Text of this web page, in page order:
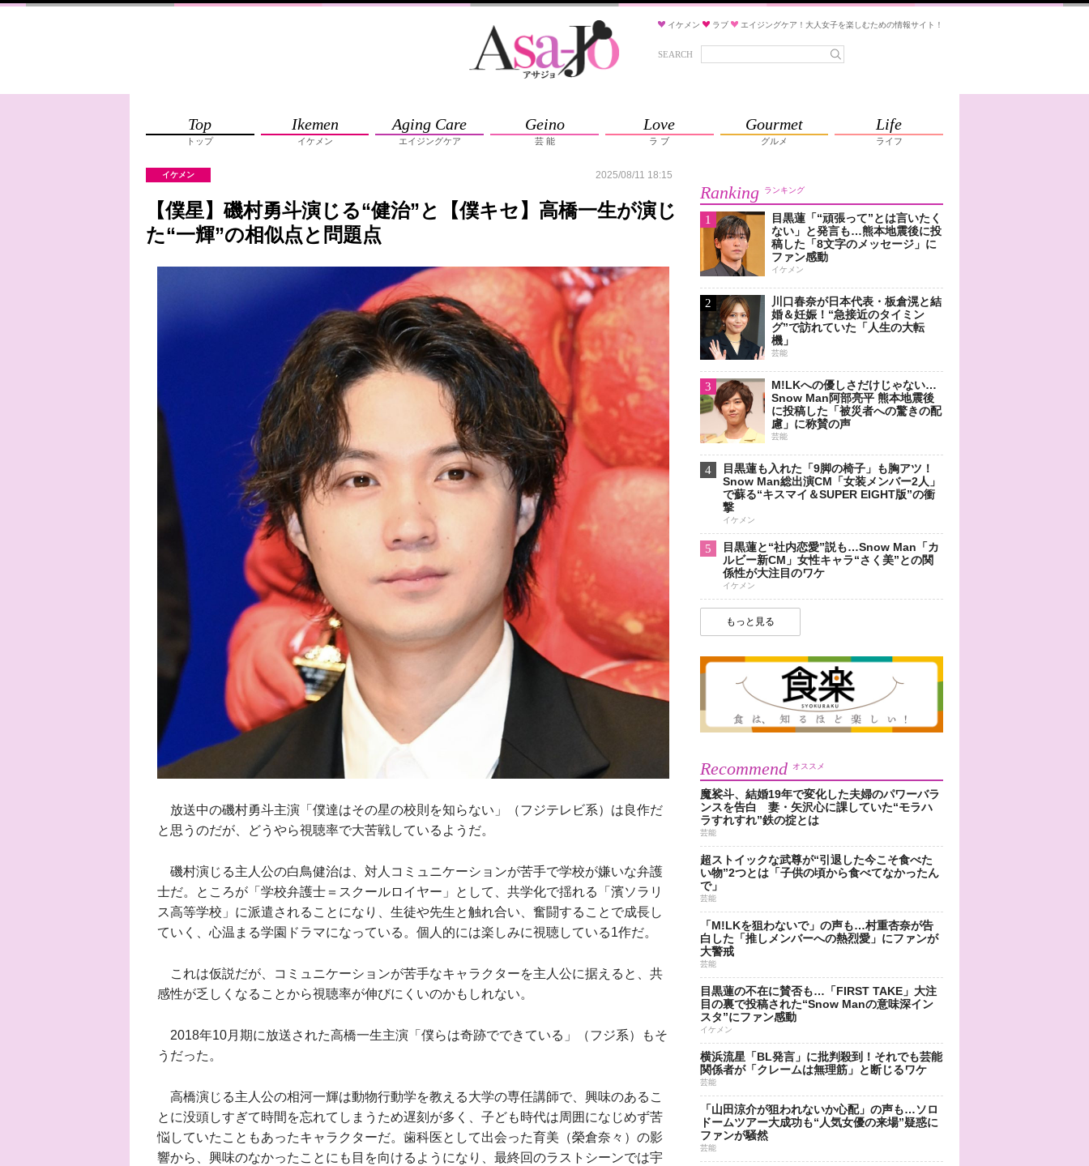
イケメン ラブ エイジングケア！大人女子を楽しむための情報サイト！
SEARCH
Top
トップ
Ikemen
イケメン
Aging Care
エイジングケア
Geino
芸 能
Love
ラ ブ
Gourmet
グルメ
Life
ライフ
イケメン 2025/08/11 18:15
【僕星】磯村勇斗演じる“健治”と【僕キセ】高橋一生が演じ
た“一輝”の相似点と問題点
放送中の磯村勇斗主演「僕達はその星の校則を知らない」（フジテレビ系）は良作だ
と思うのだが、どうやら視聴率で大苦戦しているようだ。
磯村演じる主人公の白鳥健治は、対人コミュニケーションが苦手で学校が嫌いな弁護
士だ。ところが「学校弁護士＝スクールロイヤー」として、共学化で揺れる「濱ソラリ
ス高等学校」に派遣されることになり、生徒や先生と触れ合い、奮闘することで成長し
ていく、心温まる学園ドラマになっている。個人的には楽しみに視聴している1作だ。
これは仮説だが、コミュニケーションが苦手なキャラクターを主人公に据えると、共
感性が乏しくなることから視聴率が伸びにくいのかもしれない。
2018年10月期に放送された高橋一生主演「僕らは奇跡でできている」（フジ系）もそ
うだった。
高橋演じる主人公の相河一輝は動物行動学を教える大学の専任講師で、興味のあるこ
とに没頭しすぎて時間を忘れてしまうため遅刻が多く、子ども時代は周囲になじめず苦
悩していたこともあったキャラクターだ。歯科医として出会った育美（榮倉奈々）の影
響から、興味のなかったことにも目を向けるようになり、最終回のラストシーンでは宇
Ranking ランキング
1
目黒蓮「“頑張って”とは言いたく
ない」と発言も…熊本地震後に投
稿した「8文字のメッセージ」に
ファン感動
イケメン
2
川口春奈が日本代表・板倉滉と結
婚＆妊娠！“急接近のタイミン
グ”で訪れていた「人生の大転
機」
芸能
3
M!LKへの優しさだけじゃない…
Snow Man阿部亮平 熊本地震後
に投稿した「被災者への驚きの配
慮」に称賛の声
芸能
4
目黒蓮も入れた「9脚の椅子」も胸アツ！
Snow Man総出演CM「女装メンバー2人」
で蘇る“キスマイ＆SUPER EIGHT版”の衝
撃
イケメン
5
目黒蓮と“社内恋愛”説も…Snow Man「カ
ルビー新CM」女性キャラ“さく美”との関
係性が大注目のワケ
イケメン
もっと見る
Recommend オススメ
魔裟斗、結婚19年で変化した夫婦のパワーバラ
ンスを告白 妻・矢沢心に課していた“モラハ
ラすれすれ”鉄の掟とは
芸能
超ストイックな武尊が“引退した今こそ食べた
い物”2つとは「子供の頃から食べてなかったん
で」
芸能
「M!LKを狙わないで」の声も…村重杏奈が告
白した「推しメンバーへの熱烈愛」にファンが
大警戒
芸能
目黒蓮の不在に賛否も…「FIRST TAKE」大注
目の裏で投稿された“Snow Manの意味深イン
スタ”にファン感動
イケメン
横浜流星「BL発言」に批判殺到！それでも芸能
関係者が「クレームは無理筋」と断じるワケ
芸能
「山田涼介が狙われないか心配」の声も…ソロ
ドームツアー大成功も“人気女優の来場”疑惑に
ファンが騒然
芸能